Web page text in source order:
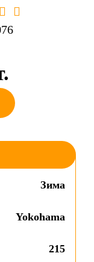
Зима
Yokohama
215